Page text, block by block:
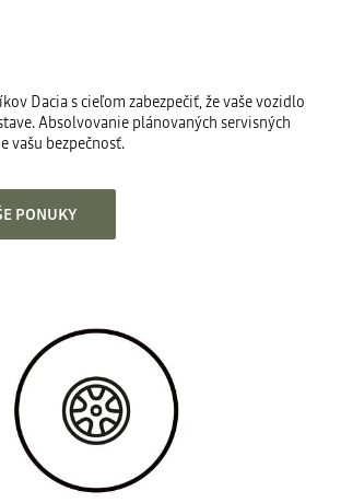
Dacia s cieľom zabezpečiť, že vaše vozidlo
Absolvovanie plánovaných servisných
vašu bezpečnosť.
PONUKY